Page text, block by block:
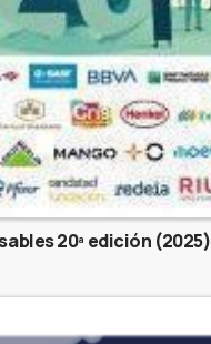
20ª edición (2025)